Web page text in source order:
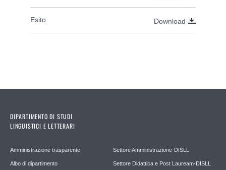
Esito Download
DIPARTIMENTO DI STUDI
LINGUISTICI E LETTERARI
Amministrazione trasparente
Albo di dipartimento
Settore Amministrazione-DISLL
Settore Didattica e Post Lauream-DISLL